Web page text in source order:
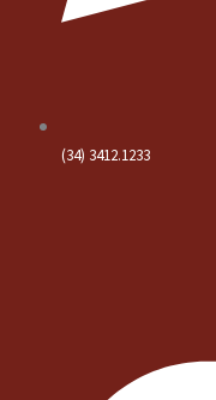
(34) 3412.1233